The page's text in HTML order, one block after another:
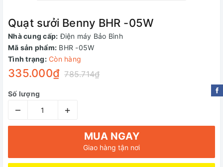
Quạt sưởi Benny BHR -05W
Nhà cung cấp: Điện máy Bảo Bình
Mã sản phẩm: BHR -05W
Tình trạng: Còn hàng
335.000₫ 785.714₫
Số lượng
– +
MUA NGAY
Giao hàng tận nơi